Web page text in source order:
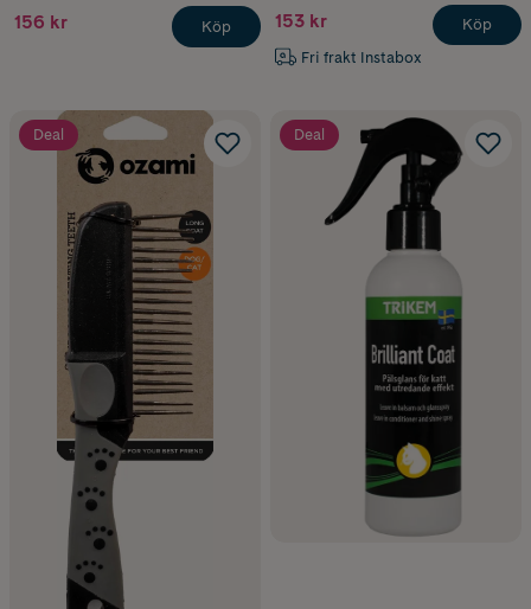
156 kr Köp 153 kr
Fri frakt Instabox
Köp
Deal Deal